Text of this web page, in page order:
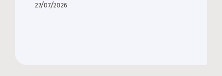
27/07/2026